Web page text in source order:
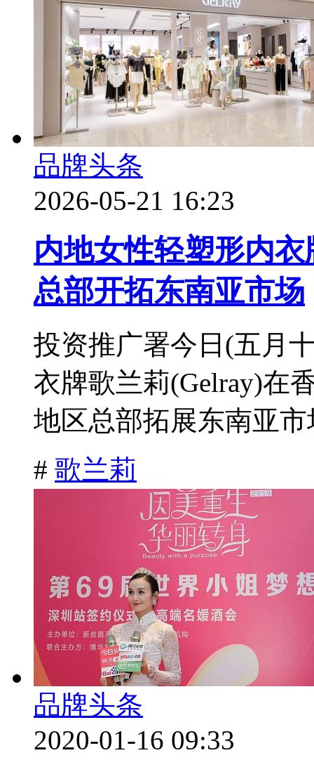
品牌头条
2026-05-21 16:23
内地女性轻塑形内
总部开拓东南亚市场
投资推广署今日(五月
衣牌歌兰莉(Gelray)在
地区总部拓展东南亚市
# 歌兰莉
品牌头条
2020-01-16 09:33